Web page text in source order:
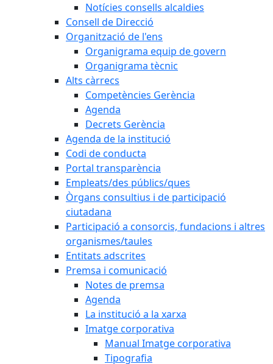
Notícies consells alcaldies
Consell de Direcció
Organització de l'ens
Organigrama equip de govern
Organigrama tècnic
Alts càrrecs
Competències Gerència
Agenda
Decrets Gerència
Agenda de la institució
Codi de conducta
Portal transparència
Empleats/des públics/ques
Òrgans consultius i de participació
ciutadana
Participació a consorcis, fundacions i altres
organismes/taules
Entitats adscrites
Premsa i comunicació
Notes de premsa
Agenda
La institució a la xarxa
Imatge corporativa
Manual Imatge corporativa
Tipografia